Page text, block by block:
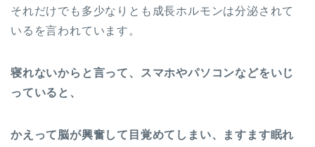
それだけでも多少なりとも成長ホルモンは分泌されて
いるを言われています。
寝れないからと言って、スマホやパソコンなどをいじ
っていると、
かえって脳が興奮して目覚めてしまい、ますます眠れ